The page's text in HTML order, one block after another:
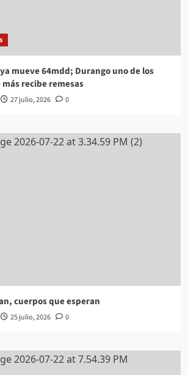
mueve 64mdd; Durango uno de los
recibe remesas
27 julio, 2026 0
cuerpos que esperan
25 julio, 2026 0